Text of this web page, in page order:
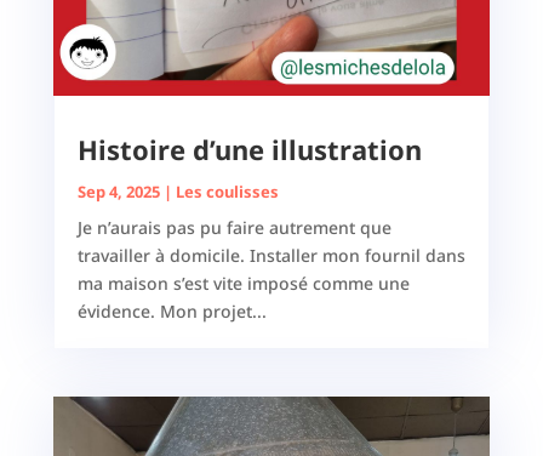
Histoire d’une illustration
Sep 4, 2025| Les coulisses
Je n’aurais pas pu faire autrement que
travailler à domicile. Installer mon fournil dans
ma maison s’est vite imposé comme une
évidence. Mon projet...